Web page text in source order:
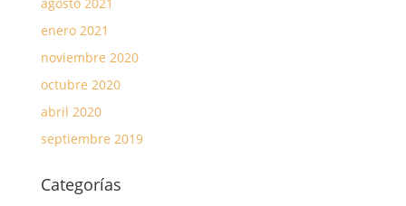
enero 2021
noviembre 2020
octubre 2020
abril 2020
septiembre 2019
Categorías